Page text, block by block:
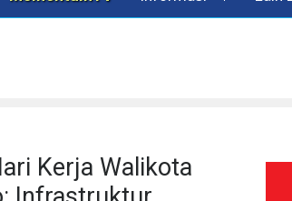
Kerja Walikota